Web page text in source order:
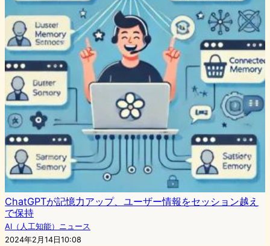
ChatGPTが記憶力アップ、ユーザー情報をセッション越え
で保持
AI（人工知能）ニュース
2024年2月14日10:08